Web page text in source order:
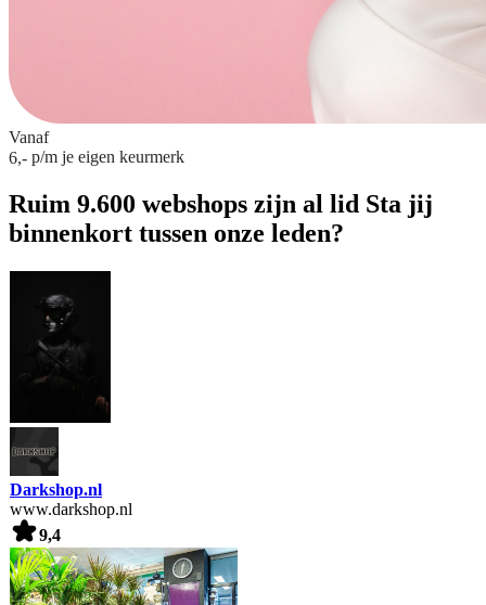
Vanaf
6,- p/m je eigen keurmerk
Ruim 9.600 webshops zijn al lid Sta jij
binnenkort tussen onze leden?
Darkshop.nl
www.darkshop.nl
9,4